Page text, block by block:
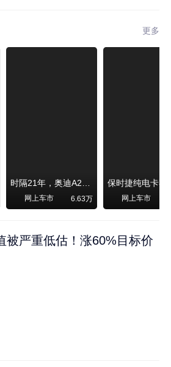
更多
时隔21年，奥迪A2强势归来！
网上车市 6.63万 网上车市
被严重低估！涨60%目标价